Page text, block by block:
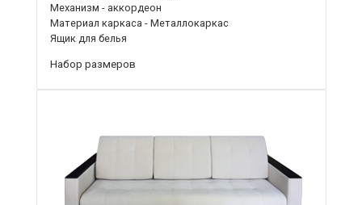
Механизм - аккордеон
Материал каркаса - Металлокаркас
Ящик для белья
Набор размеров